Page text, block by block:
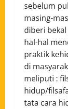
sebelum
masing-
diberi
hal-hal
praktik
di
meliputi :
hidup/
tata cara